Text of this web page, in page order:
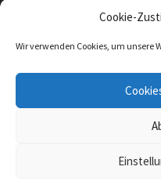
Cookie-
Wir verwenden Cookies, um unsere
Cookie-Richtlinie (EU)
Facebook